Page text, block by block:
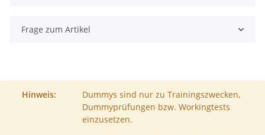
Frage zum Artikel
Hinweis:
Dummys sind nur zu Trainingszwecken,
Dummyprüfungen bzw. Workingtests
einzusetzen.